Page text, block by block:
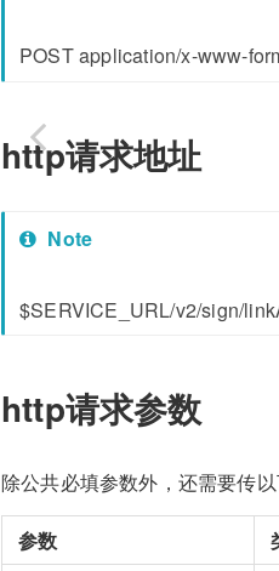
POST application/x-www-
http请求地址
Note
$SERVICE_URL/v2/sign/
http请求参数
除公共必填参数外，还需要传
参数